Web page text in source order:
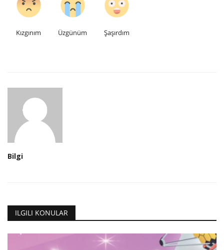
Kızgınım Üzgünüm Şaşırdım
Bilgi
ILGILI KONULAR